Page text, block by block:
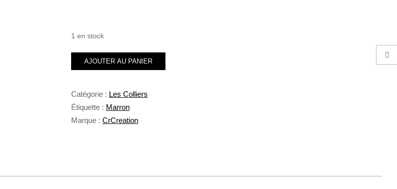
1 en stock
quantité
Marron
Lotus
AJOUTER AU PANIER
Catégorie : Les Colliers
Étiquette : Marron
Marque : CrCreation